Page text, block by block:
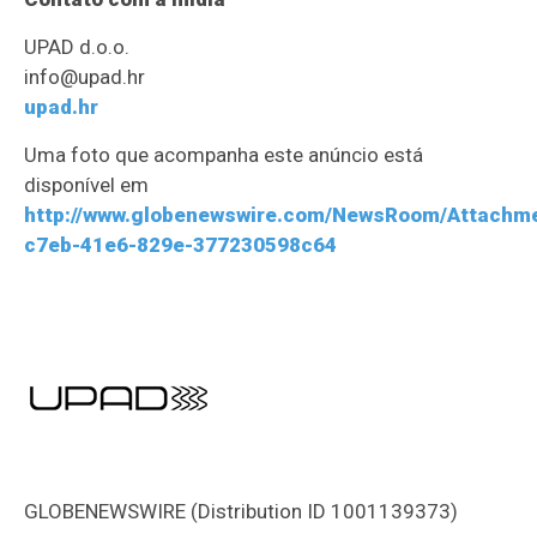
UPAD d.o.o.
info@upad.hr
upad.hr
Uma foto que acompanha este anúncio está
disponível em
http://www.globenewswire.com/NewsRoom/
c7eb-41e6-829e-377230598c64
GLOBENEWSWIRE (Distribution ID 1001139373)